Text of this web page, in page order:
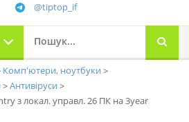
@tiptop_if
Комп'ютери, ноутбуки
Антивіруси
з локал. управл. 26 ПК на 3year